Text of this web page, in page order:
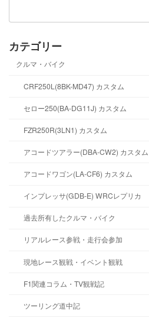
カテゴリー
クルマ・バイク
CRF250L(8BK-MD47) カスタム
セロー250(BA-DG11J) カスタム
FZR250R(3LN1) カスタム
アコードツアラー(DBA-CW2) カスタム
アコードワゴン(LA-CF6) カスタム
インプレッサ(GDB-E) WRCレプリカ
過去所有したクルマ・バイク
リアルレース参戦・走行会参加
現地レース観戦・イベント観戦
F1関連コラム・TV観戦記
ツーリング道中記